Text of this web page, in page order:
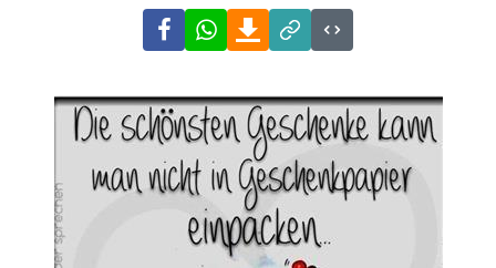
FacebookWhatsAppDownload
Link
Code